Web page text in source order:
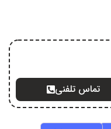
تماس تلفنی